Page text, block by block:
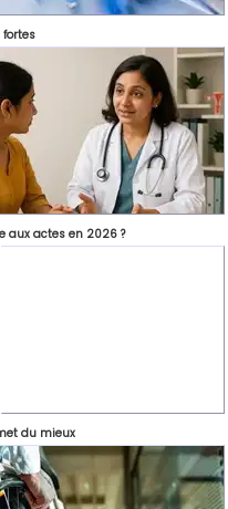
aux actes en 2026 ?
du mieux